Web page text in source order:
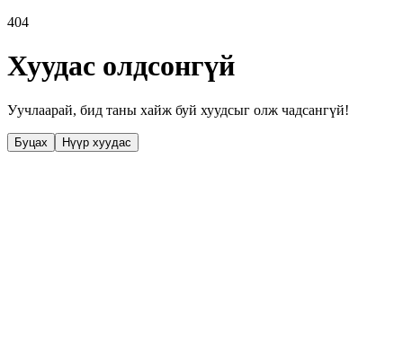
404
Хуудас олдсонгүй
Уучлаарай, бид таны хайж буй хуудсыг олж чадсангүй!
Буцах Нүүр хуудас